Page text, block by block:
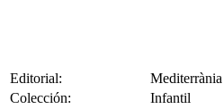
Editorial:
Mediterrània
Colección:
Infantil